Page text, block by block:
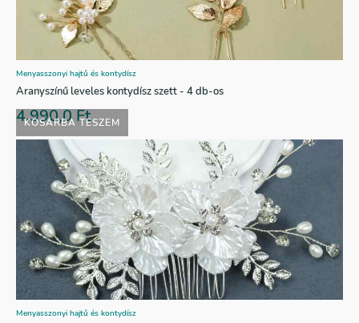
KOSÁRBA TESZEM
Menyasszonyi hajtű és kontydísz
Aranyszínű leveles kontydísz szett - 4 db-os
4.990,0Ft
Menyasszonyi hajtű és kontydísz